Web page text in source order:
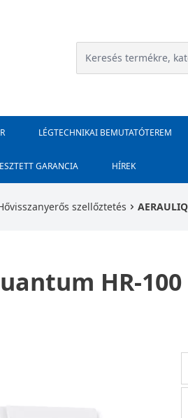
LÉGTECHNIKAI BEMUTATÓTEREM
GARANCIA HÍREK
szellőztetés
HR-